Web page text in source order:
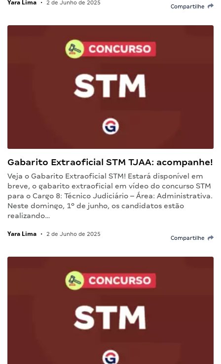
Yara Lima • 2 de Junho de 2025
Compartilhe
Gabarito Extraoficial STM TJAA: acompanhe!
Veja o Gabarito Extraoficial STM! Estará disponível em
breve, o gabarito extraoficial em vídeo do concurso STM
para o Cargo 8: Técnico Judiciário – Área: Administrativa.
Neste domingo, 1º de junho, os candidatos estão
realizando…
Yara Lima • 2 de Junho de 2025
Compartilhe